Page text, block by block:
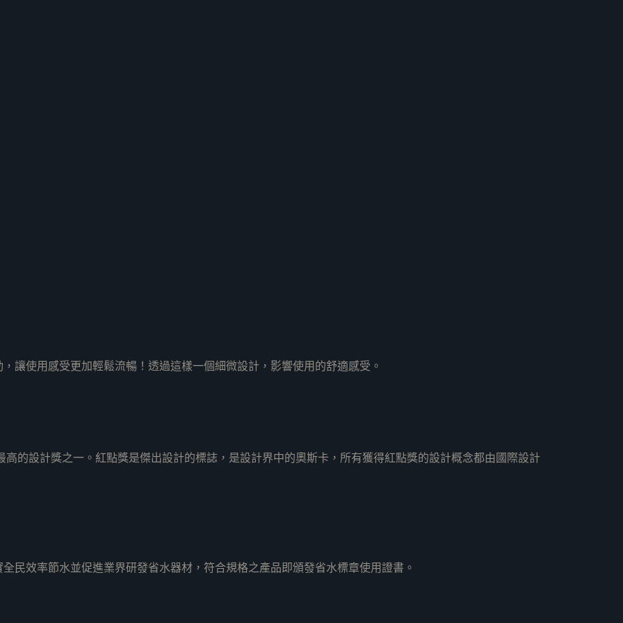
讓使用感受更加輕鬆流暢！透過這樣一個細微設計，影響使用的舒適感受。
的設計獎之一。紅點獎是傑出設計的標誌，是設計界中的奧斯卡，所有獲得紅點獎的設計概念都由國際設計
民效率節水並促進業界研發省水器材，符合規格之產品即頒發省水標章使用證書。